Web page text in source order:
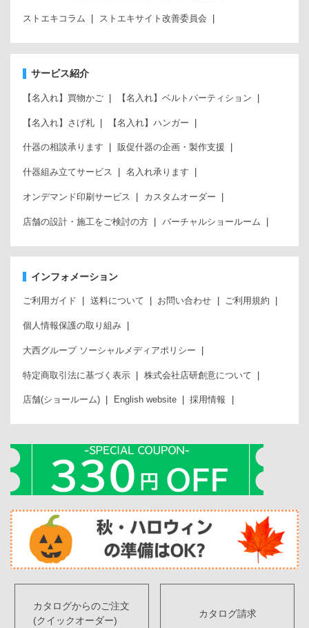
ストエキコラム ストエキサイト改善委員会
サービス紹介
【名入れ】買物かご 【名入れ】ベルトパーティション
【名入れ】さげ札 【名入れ】ハンガー
什器の相談承ります 販促什器の企画・製作支援
什器組み立てサービス 名入れ承ります
オンデマンド印刷サービス カスタムオーダー
店舗の設計・施工をご検討の方 バーチャルショールーム
インフォメーション
ご利用ガイド 送料について お問い合わせ ご利用規約
個人情報保護の取り組み
大西グループ ソーシャルメディアポリシー
特定商取引法に基づく表示 株式会社店研創意について
店舗(ショールーム) English website 採用情報
カタログからのご注文
(クイックオーダー)
カタログ請求